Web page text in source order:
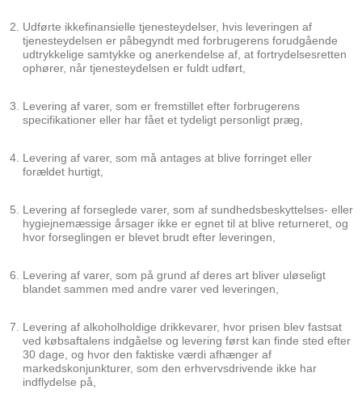
Udførte ikkefinansielle tjenesteydelser, hvis leveringen af
tjenesteydelsen er påbegyndt med forbrugerens forudgående
udtrykkelige samtykke og anerkendelse af, at fortrydelsesretten
ophører, når tjenesteydelsen er fuldt udført,
Levering af varer, som er fremstillet efter forbrugerens
specifikationer eller har fået et tydeligt personligt præg,
Levering af varer, som må antages at blive forringet eller
forældet hurtigt,
Levering af forseglede varer, som af sundhedsbeskyttelses- eller
hygiejnemæssige årsager ikke er egnet til at blive returneret, og
hvor forseglingen er blevet brudt efter leveringen,
Levering af varer, som på grund af deres art bliver uløseligt
blandet sammen med andre varer ved leveringen,
Levering af alkoholholdige drikkevarer, hvor prisen blev fastsat
ved købsaftalens indgåelse og levering først kan finde sted efter
30 dage, og hvor den faktiske værdi afhænger af
markedskonjunkturer, som den erhvervsdrivende ikke har
indflydelse på,